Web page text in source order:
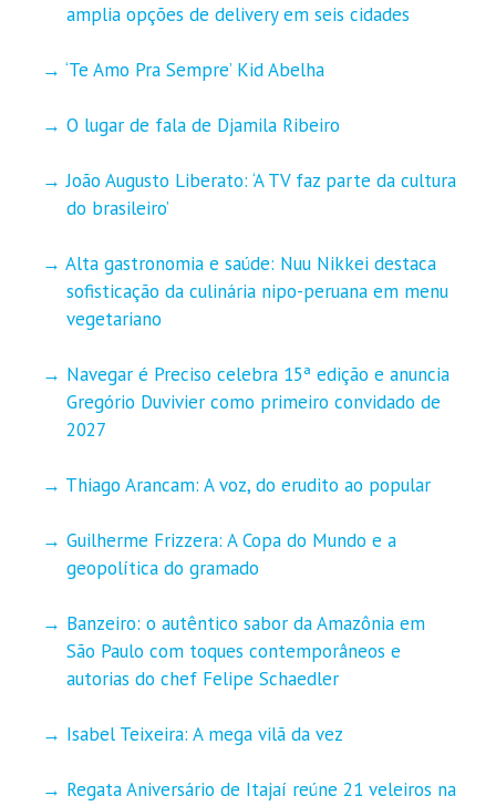
amplia opções de delivery em seis cidades
‘Te Amo Pra Sempre’ Kid Abelha
O lugar de fala de Djamila Ribeiro
João Augusto Liberato: ‘A TV faz parte da cultura
do brasileiro’
Alta gastronomia e saúde: Nuu Nikkei destaca
sofisticação da culinária nipo-peruana em menu
vegetariano
Navegar é Preciso celebra 15ª edição e anuncia
Gregório Duvivier como primeiro convidado de
2027
Thiago Arancam: A voz, do erudito ao popular
Guilherme Frizzera: A Copa do Mundo e a
geopolítica do gramado
Banzeiro: o autêntico sabor da Amazônia em
São Paulo com toques contemporâneos e
autorias do chef Felipe Schaedler
Isabel Teixeira: A mega vilã da vez
Regata Aniversário de Itajaí reúne 21 veleiros na